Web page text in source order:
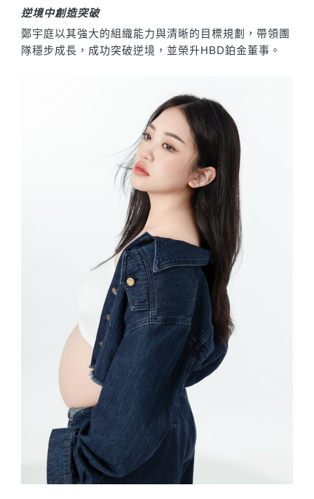
逆境中創造突破
鄭宇庭以其強大的組織能力與清晰的目標規劃，帶領團
隊穩步成長，成功突破逆境，並榮升HBD鉑金董事。